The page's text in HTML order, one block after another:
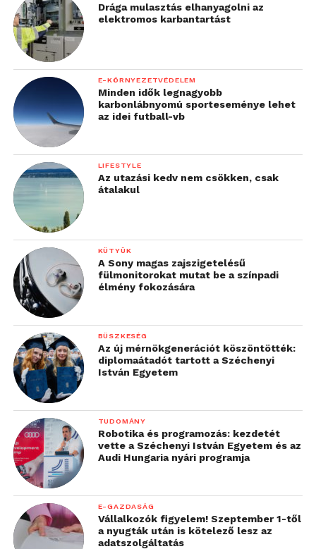
Drága mulasztás elhanyagolni az
elektromos karbantartást
E-KÖRNYEZETVÉDELEM
Minden idők legnagyobb
karbonlábnyomú sporteseménye lehet
az idei futball-vb
LIFESTYLE
Az utazási kedv nem csökken, csak
átalakul
KÜTYÜK
A Sony magas zajszigetelésű
fülmonitorokat mutat be a színpadi
élmény fokozására
BÜSZKESÉG
Az új mérnökgenerációt köszöntötték:
diplomaátadót tartott a Széchenyi
István Egyetem
TUDOMÁNY
Robotika és programozás: kezdetét
vette a Széchenyi István Egyetem és az
Audi Hungaria nyári programja
E-GAZDASÁG
Vállalkozók figyelem! Szeptember 1-től
a nyugták után is kötelező lesz az
adatszolgáltatás